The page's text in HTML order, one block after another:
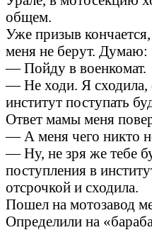
общем.
Уже призыв
меня не берут. Думаю:
— Пойду в военкомат.
— Не ходи. Я сходила,
институт поступать
Ответ мамы меня
— А меня чего никто
— Ну, не зря же тебе
поступления в
отсрочкой и сходила.
Пошел на мотозавод
Определили на